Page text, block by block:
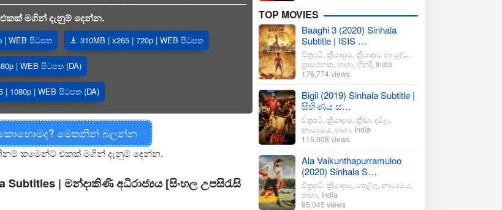
මගින් දැනුම් දෙන්න.
| WEB පිටපත 310MB | x265 | 720p | WEB පිටපත
| WEB පිටපත (DA)
| 1080p | WEB පිටපත (DA)
මෙතනින් බලන්න
කමෙන්ට් එකක් මගින් දැනුම් දෙන්න.
Subtitles | මන්දාකිණි අධිරාජ්‍යය [සිංහල උපසිරැසි
TOP MOVIES
Baaghi 3 (2020) Sinhala
Subtitle | ISIS …
චිත්‍රපටි ක්‍රියාදාම ක්‍රියාදාම හා යුද්ධ
ත්‍රාසජනක භාශා හින්දි India
176,774 views
Bigil (2019) Sinhala Subtitle |
සිහිණය ස…
චිත්‍රපටි ක්‍රියාදාම ක්‍රීඩා දමිළ
නාට්‍යමය භාශා India
115,008 views
Ala Vaikunthapurramuloo
(2020) Sinhala S…
චිත්‍රපටි ක්‍රියාදාම තෙළිගු නාට්‍යමය
භාශා India
95,045 views